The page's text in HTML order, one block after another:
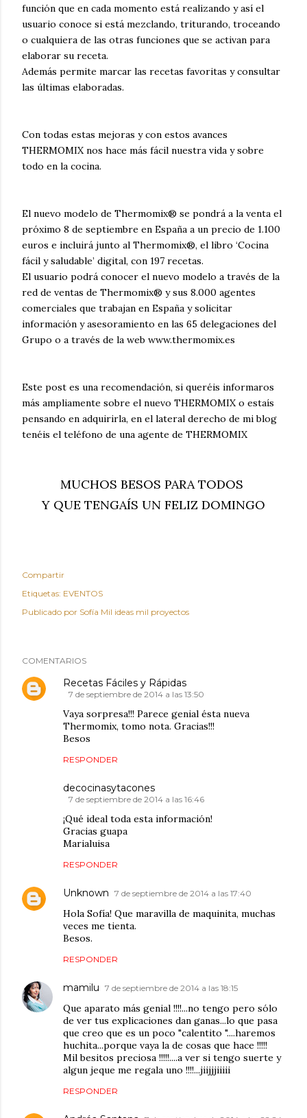
función que en cada momento está realizando y así el
usuario conoce si está mezclando, triturando, troceando
o cualquiera de las otras funciones que se activan para
elaborar su receta.
Además permite marcar las recetas favoritas y consultar
las últimas elaboradas.
Con todas estas mejoras y con estos avances
THERMOMIX nos hace más fácil nuestra vida y sobre
todo en la cocina.
El nuevo modelo de Thermomix® se pondrá a la venta el
próximo 8 de septiembre en España a un precio de 1.100
euros e incluirá junto al Thermomix®, el libro ‘Cocina
fácil y saludable’ digital, con 197 recetas.
El usuario podrá conocer el nuevo modelo a través de la
red de ventas de Thermomix® y sus 8.000 agentes
comerciales que trabajan en España y solicitar
información y asesoramiento en las 65 delegaciones del
Grupo o a través de la web www.thermomix.es
Este post es una recomendación, si queréis informaros
más ampliamente sobre el nuevo THERMOMIX o estaís
pensando en adquirirla, en el lateral derecho de mi blog
tenéis el teléfono de una agente de THERMOMIX
MUCHOS BESOS PARA TODOS
Y QUE TENGAÍS UN FELIZ DOMINGO
Compartir
Etiquetas: EVENTOS
Publicado por Sofía Mil ideas mil proyectos
COMENTARIOS
Recetas Fáciles y Rápidas
7 de septiembre de 2014 a las 13:50
Vaya sorpresa!!! Parece genial ésta nueva
Thermomix, tomo nota. Gracias!!!
Besos
RESPONDER
decocinasytacones
7 de septiembre de 2014 a las 16:46
¡Qué ideal toda esta información!
Gracias guapa
Marialuisa
RESPONDER
Unknown 7 de septiembre de 2014 a las 17:40
Hola Sofía! Que maravilla de maquinita, muchas
veces me tienta.
Besos.
RESPONDER
mamilu 7 de septiembre de 2014 a las 18:15
Que aparato más genial !!!!...no tengo pero sólo
de ver tus explicaciones dan ganas...lo que pasa
que creo que es un poco "calentito "....haremos
huchita...porque vaya la de cosas que hace !!!!!
Mil besitos preciosa !!!!!....a ver si tengo suerte y
algun jeque me regala uno !!!!...jiijjjiiiii
RESPONDER